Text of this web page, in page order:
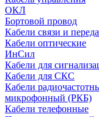
ОКЛ
Бортовой провод
Кабели связи и
Кабели оптические
ИнСил
Кабели для
Кабели для СКС
Кабели
микрофонный (РКБ)
Кабели телефонные